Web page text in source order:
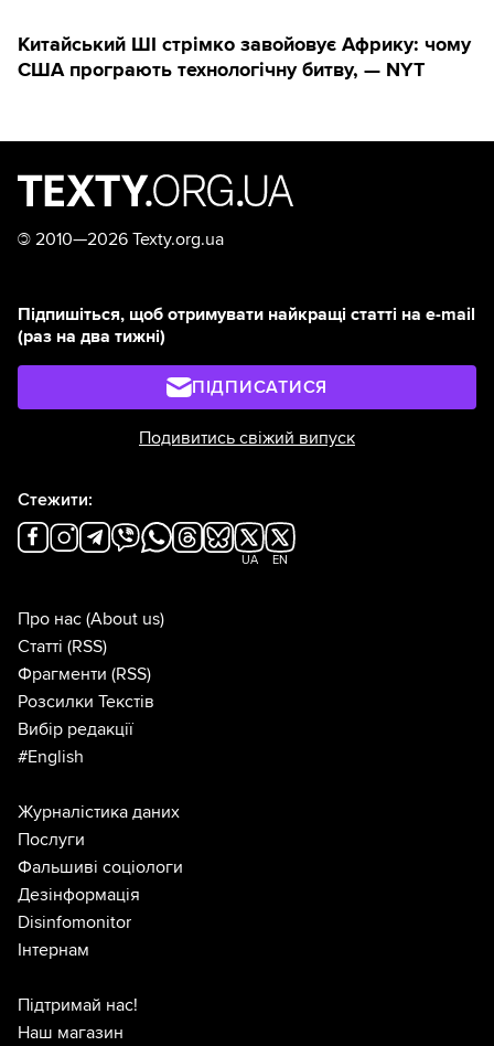
Китайський ШІ стрімко завойовує Африку: чому
США програють технологічну битву, — NYT
© 2010—2026 Texty.org.ua
Підпишіться, щоб отримувати найкращі статті на e-mail
(раз на два тижні)
ПІДПИСАТИСЯ
Подивитись свіжий випуск
Стежити:
UA EN
Про нас (About us)
Статті (RSS)
Фрагменти (RSS)
Розсилки Текстів
Вибір редакції
#English
Журналістика даних
Послуги
Фальшиві соціологи
Дезінформація
Disinfomonitor
Інтернам
Підтримай нас!
Наш магазин